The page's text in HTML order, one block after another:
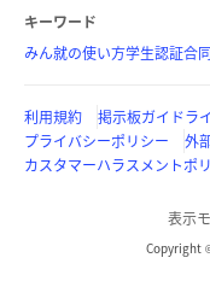
キーワード
みん就の使い方学生認証合
利用規約 掲示板ガイドラ
プライバシーポリシー
外
カスタマーハラスメントポ
表示
Copyright